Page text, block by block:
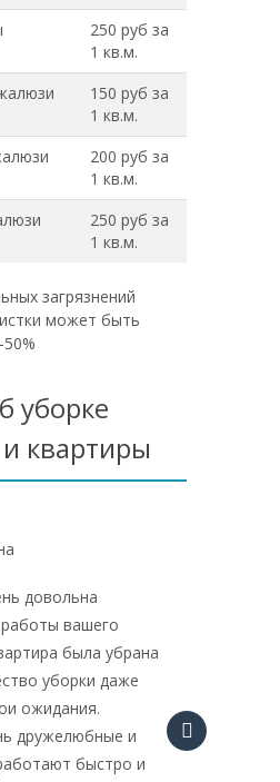
250 руб за
1 кв.м.
150 руб за
1 кв.м.
200 руб за
1 кв.м.
250 руб за
1 кв.м.
загрязнений
может быть
уборке
квартиры
довольна
вашего
была убрана
уборки даже
ожидания.
дружелюбные и
быстро и